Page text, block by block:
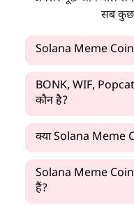
सब कुछ
Solana Meme
BONK, WIF,
कौन है?
क्या Solana Meme
Solana Meme
हैं?